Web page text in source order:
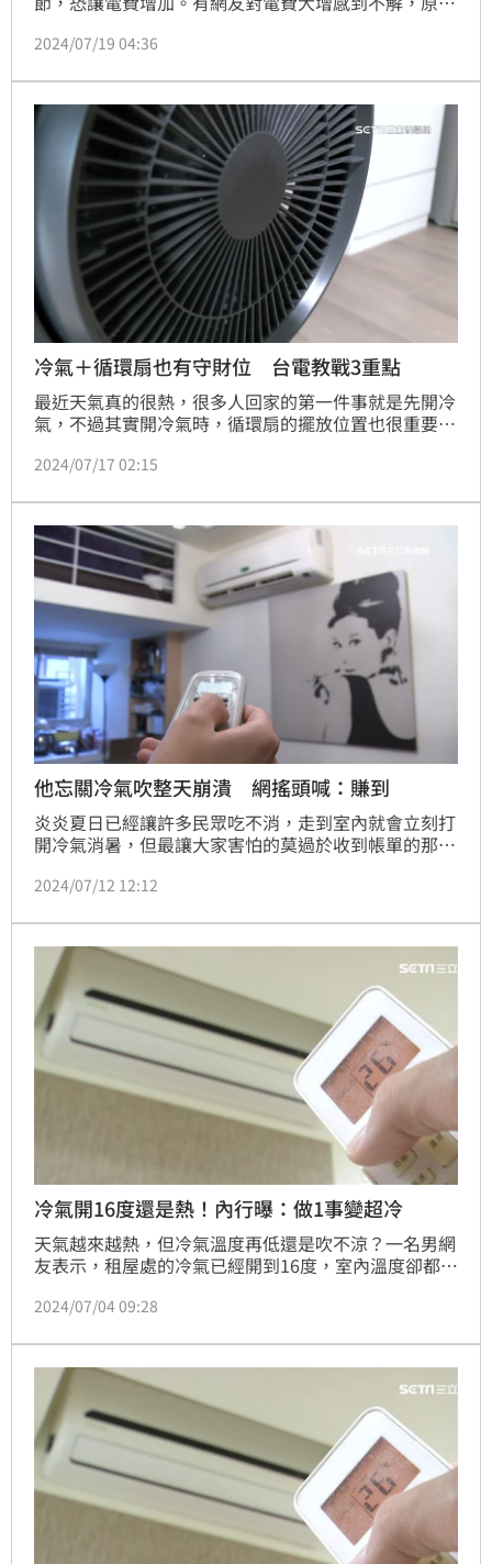
家的意見。內行人指出，電費大增也許和「冷氣開開關
2024/07/19 04:36
冷氣＋循環扇也有守財位 台電教戰3重點
最近天氣真的很熱，很多人回家的第一件事就是先開冷
氣，不過其實開冷氣時，循環扇的擺放位置也很重要。
「45度」仰角擺放，才可以有效的節省到電費。
2024/07/17 02:15
他忘關冷氣吹整天崩潰 網搖頭喊：賺到
炎炎夏日已經讓許多民眾吃不消，走到室內就會立刻打
開冷氣消暑，但最讓大家害怕的莫過於收到帳單的那一
一開門，才發現冷氣沒關，崩潰大喊「吹歸剛欸！」貼
2024/07/12 12:12
冷氣開16度還是熱！內行曝：做1事變超冷
天氣越來越熱，但冷氣溫度再低還是吹不涼？一名男網
友表示，租屋處的冷氣已經開到16度，室內溫度卻都維
貼文曝光後，引發熱烈討論。
2024/07/04 09:28